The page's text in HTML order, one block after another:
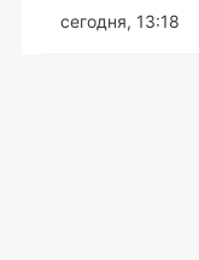
сегодня, 13:18